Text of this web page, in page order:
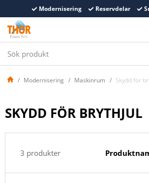
Modernisering Reservdelar
Modernisering Maskinrum Skydd för
SKYDD FÖR BRYTHJUL
3 produkter